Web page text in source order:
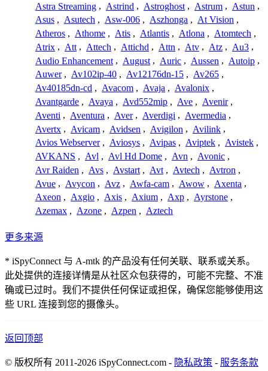
Astra Streaming , Astrind , Astroghost , Astrum , Astun ,
Asus , Asutech , Asw-006 , Aszhonga , At Vision ,
Atheros , Athome , Atis , Atlantis , Atlona , Atomtech ,
Atrix , Att , Attech , Attichd , Attn , Atv , Atz , Au3 ,
Audio Enhancement , August , Auric , Aussen , Autoip ,
Auwer , Av102ip-40 , Av12176dn-15 , Av265 ,
Av40185dn-cd , Avacom , Avaja , Avalonix ,
Avantgarde , Avaya , Avd552mip , Ave , Avenir ,
Aventi , Aventura , Aver , Averdigi , Avermedia ,
Avertx , Avicam , Avidsen , Avigilon , Avilink ,
Avios Webserver , Aviosys , Avipas , Aviptek , Avistek ,
AVKANS , Avl , Avl Hd Dome , Avn , Avonic ,
Avr Raiden , Avs , Avstart , Avt , Avtech , Avtron ,
Avue , Avycon , Avz , Awfa-cam , Awow , Axenta ,
Axeon , Axgio , Axis , Axium , Axp , Ayrstone ,
Azemax , Azone , Azpen , Aztech
更多来源
* iSpyConnect 与 A-mtk 的产品没有任何关联、联系或关系。
此处提供的连接详情是从社区众包获得的，可能不完整、不准
确或已过时。我们不提供任何保证或担保，确保您能够使用这
些 URL 连接到您的摄像头。
返回顶部
© 版权所有 2011-2026 iSpyConnect.com - 隐私政策 - 服务条款